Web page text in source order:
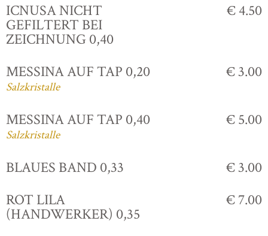
ICNUSA NICHT
GEFILTERT BEI
ZEICHNUNG 0,40
€ 4.50
MESSINA AUF TAP 0,20
Salzkristalle
€ 3.00
MESSINA AUF TAP 0,40
Salzkristalle
€ 5.00
BLAUES BAND 0,33
€ 3.00
ROT LILA
(HANDWERKER) 0,35
€ 7.00